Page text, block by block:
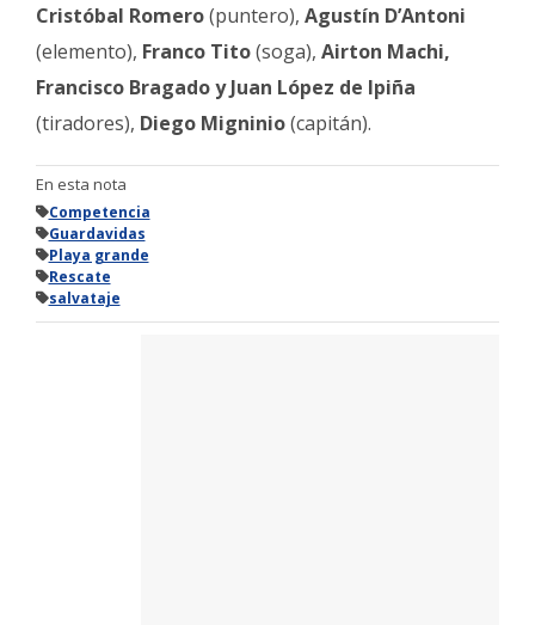
Cristóbal Romero(puntero), Agustín D’Antoni
(elemento), Franco Tito(soga), Airton Machi,
Francisco Bragado y Juan López de Ipiña
(tiradores), Diego Migninio(capitán).
En esta nota
Competencia
Guardavidas
Playa grande
Rescate
salvataje